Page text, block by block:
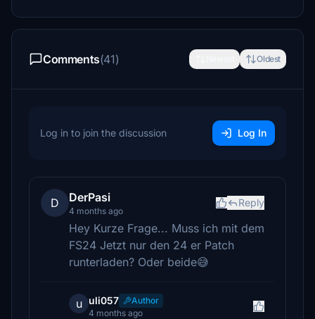
Comments(41) Oldest
Log in to join the discussion Log In
D DerPasi
4 months ago
Reply
Hey Kurze Frage... Muss ich mit dem
FS24 Jetzt nur den 24 er Patch
runterladen? Oder beide😅
u uli057
Author
4 months ago